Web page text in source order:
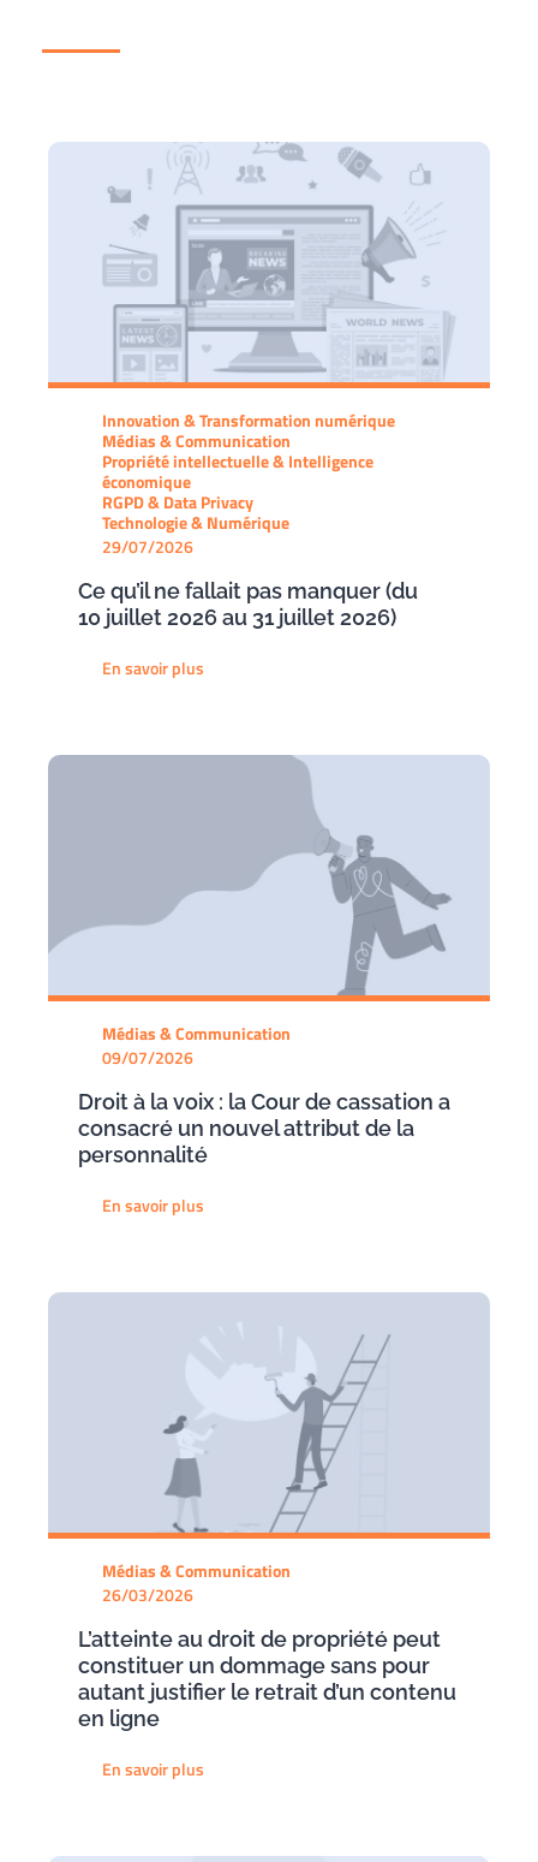
Innovation & Transformation numérique
Médias & Communication
Propriété intellectuelle & Intelligence
économique
RGPD & Data Privacy
Technologie & Numérique
29/07/2026
Ce qu’il ne fallait pas manquer (du
10 juillet 2026 au 31 juillet 2026)
En savoir plus
Médias & Communication
09/07/2026
Droit à la voix : la Cour de cassation a
consacré un nouvel attribut de la
personnalité
En savoir plus
Médias & Communication
26/03/2026
L’atteinte au droit de propriété peut
constituer un dommage sans pour
autant justifier le retrait d’un contenu
en ligne
En savoir plus